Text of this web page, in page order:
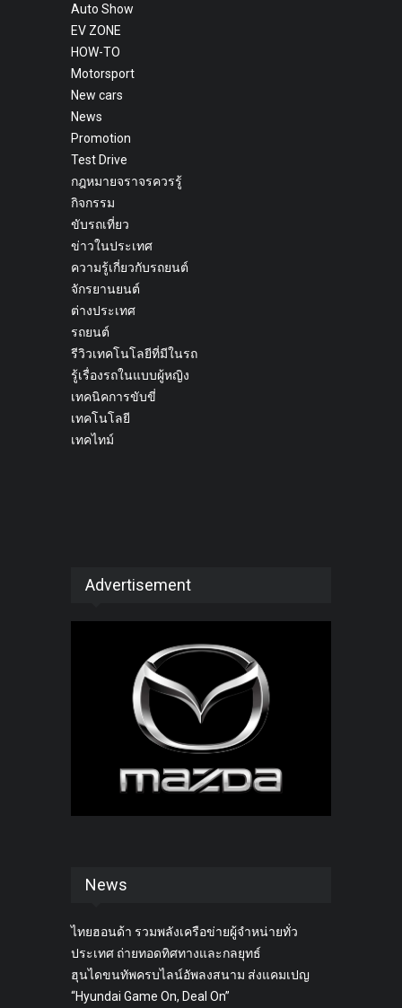
Auto Show
EV ZONE
HOW-TO
Motorsport
New cars
News
Promotion
Test Drive
กฎหมายจราจรควรรู้
กิจกรรม
ขับรถเที่ยว
ข่าวในประเทศ
ความรู้เกี่ยวกับรถยนต์
จักรยานยนต์
ต่างประเทศ
รถยนต์
รีวิวเทคโนโลยีที่มีในรถ
รู้เรื่องรถในแบบผู้หญิง
เทคนิคการขับขี่
เทคโนโลยี
เทคไทม์
Advertisement
News
ไทยฮอนด้า รวมพลังเครือข่ายผู้จำหน่ายทั่ว
ประเทศ ถ่ายทอดทิศทางและกลยุทธ์
ฮุนไดขนทัพครบไลน์อัพลงสนาม ส่งแคมเปญ
“Hyundai Game On, Deal On”